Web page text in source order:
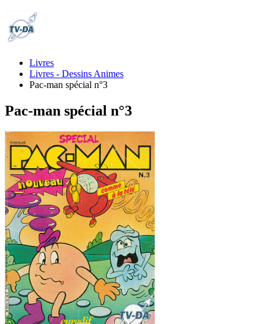
Livres
Livres - Dessins Animes
Pac-man spécial n°3
Pac-man spécial n°3